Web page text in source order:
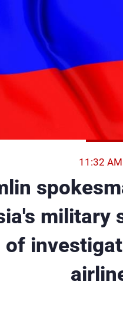
11:32 AM
military